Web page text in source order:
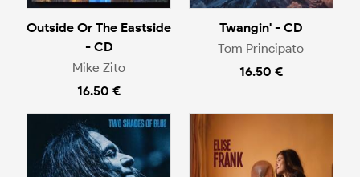
Outside Or The Eastside
- CD
Mike Zito
16.50 €
Twangin' - CD
Tom Principato
16.50 €